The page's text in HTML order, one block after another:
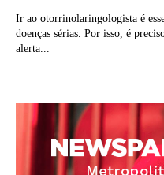
Ir ao otorrinolaringologista é
doenças sérias. Por isso, é
alerta...